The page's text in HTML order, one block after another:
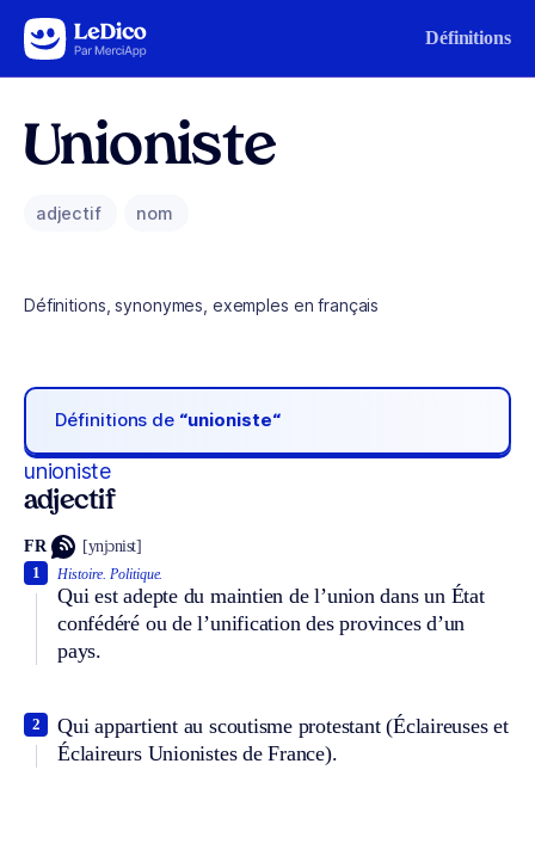
Aller au contenu Définitions
Unioniste
adjectif nom
Définitions, synonymes, exemples en français
Définitions de “unioniste“
unioniste
adjectif
FR [ynjɔnist]
Histoire. Politique.
Qui est adepte du maintien de l’union dans un État
confédéré ou de l’unification des provinces d’un
pays.
1
Qui appartient au scoutisme protestant (Éclaireuses et
Éclaireurs Unionistes de France).
2